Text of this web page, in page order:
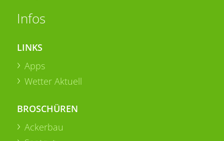
Infos
LINKS
Apps
Wetter Aktuell
BROSCHÜREN
Ackerbau